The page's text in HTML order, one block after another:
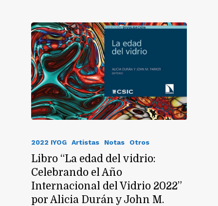
2022 IYOG Artistas Notas Otros
Libro “La edad del vidrio:
Celebrando el Año
Internacional del Vidrio 2022”
por Alicia Durán y John M.